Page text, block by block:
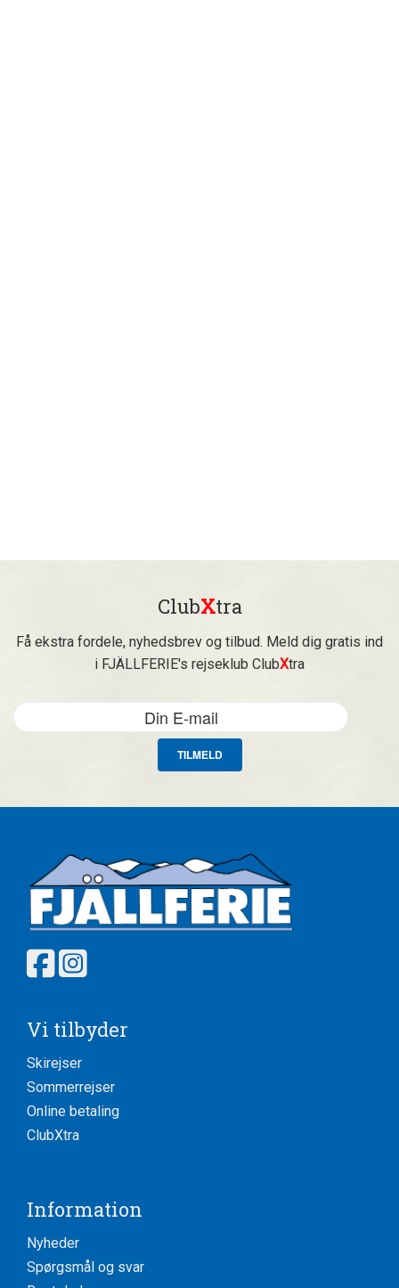
ClubXtra
Få ekstra fordele, nyhedsbrev og tilbud. Meld dig gratis ind
i FJÄLLFERIE's rejseklub ClubXtra
TILMELD
Vi tilbyder
Skirejser
Sommerrejser
Online betaling
ClubXtra
Information
Nyheder
Spørgsmål og svar